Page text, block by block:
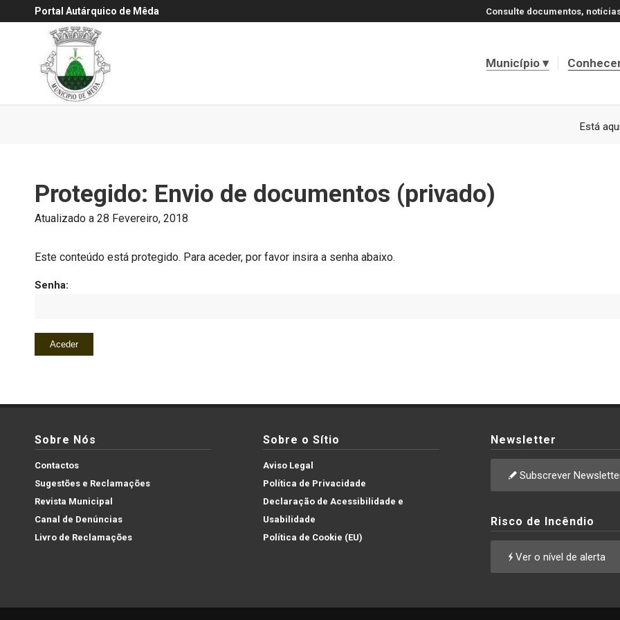
Portal Autárquico de Mêda Consulte documentos,
Município
Está
Protegido: Envio de documentos (privado)
Atualizado a 28 Fevereiro, 2018
Este conteúdo está protegido. Para aceder, por favor insira a senha abaixo.
Senha:
Sobre Nós
Contactos
Sugestões e Reclamações
Revista Municipal
Canal de Denúncias
Livro de Reclamações
Sobre o Sítio
Aviso Legal
Política de Privacidade
Declaração de Acessibilidade e
Usabilidade
Política de Cookie (EU)
Newsletter
Subscrever
Risco de Incêndio
Ver o nível de alerta